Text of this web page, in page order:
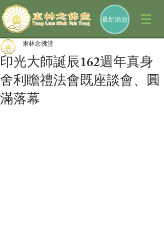
最新消息
印光大師誕辰162週年真身
舍利瞻禮法會既座談會、圓
滿落幕
東林念佛堂